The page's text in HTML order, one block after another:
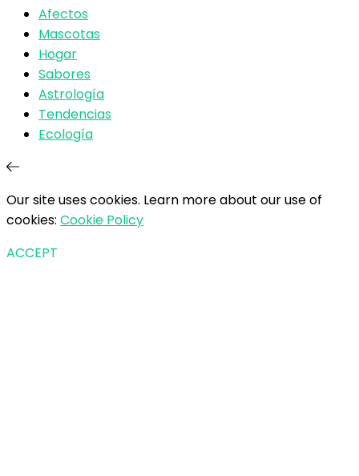
Afectos
Mascotas
Hogar
Sabores
Astrología
Tendencias
Ecología
Our site uses cookies. Learn more about our use of
cookies: Cookie Policy
ACCEPT